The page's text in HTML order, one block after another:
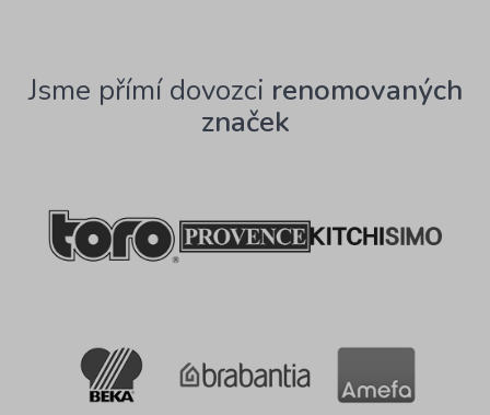
Jsme přímí dovozci renomovaných
značek